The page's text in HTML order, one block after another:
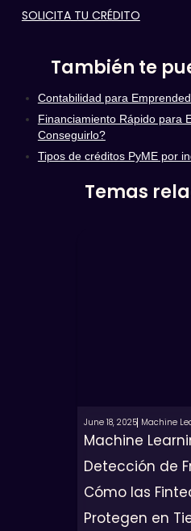
SOLICITA TU CRÉDITO
También te
Contabilidad para
Financiamiento Rápido para
Conseguirlo?
Tipos de créditos PyME por
Temas
June 18, 2025 Machine
Machine
Detección de
Cómo las
Protegen en